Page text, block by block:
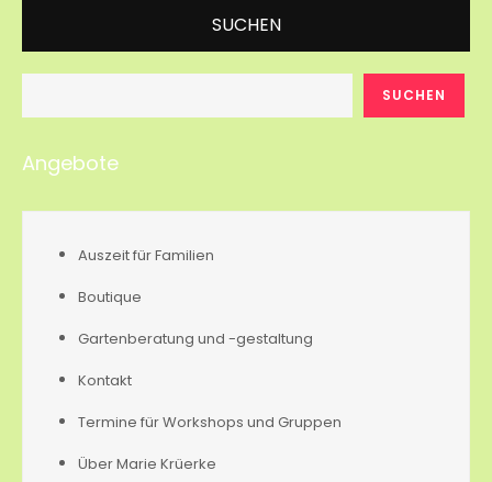
SUCHEN
SUCHEN
Angebote
Auszeit für Familien
Boutique
Gartenberatung und -gestaltung
Kontakt
Termine für Workshops und Gruppen
Über Marie Krüerke